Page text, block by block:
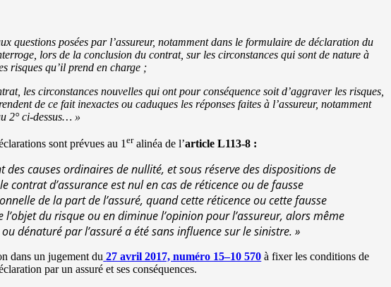
questions posées par l’assureur, notamment dans le formulaire de déclaration du
lors de la conclusion du contrat, sur les circonstances qui sont de nature à
risques qu’il prend en charge ;
les circonstances nouvelles qui ont pour conséquence soit d’aggraver les risques,
de ce fait inexactes ou caduques les réponses faites à l’assureur, notamment
2° ci-dessus… »
sont prévues au 1eralinéa de l’article L113-8 :
des causes ordinaires de nullité, et sous réserve des dispositions de
contrat d’assurance est nul en cas de réticence ou de fausse
de la part de l’assuré, quand cette réticence ou cette fausse
du risque ou en diminue l’opinion pour l’assureur, alors même
dénaturé par l’assuré a été sans influence sur le sinistre. »
dans un jugement du 27 avril 2017, numéro 15–10 570 à fixer les conditions de
par un assuré et ses conséquences.